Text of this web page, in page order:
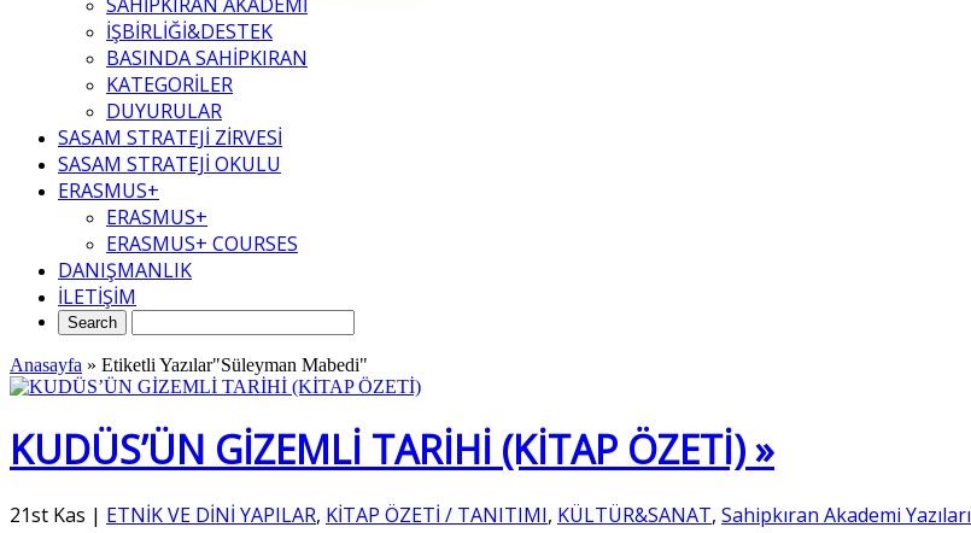
İŞBİRLİĞİ&DESTEK
BASINDA SAHİPKIRAN
KATEGORİLER
DUYURULAR
SASAM STRATEJİ ZİRVESİ
SASAM STRATEJİ OKULU
ERASMUS+
ERASMUS+
ERASMUS+ COURSES
DANIŞMANLIK
İLETİŞİM
Anasayfa » Etiketli Yazılar"Süleyman Mabedi"
KUDÜS’ÜN GİZEMLİ TARİHİ (KİTAP ÖZETİ) »
21st Kas | ETNİK VE DİNİ YAPILAR, KİTAP ÖZETİ / TANITIMI, KÜLTÜR&SANAT, Sahipkıran Akademi Yazıları